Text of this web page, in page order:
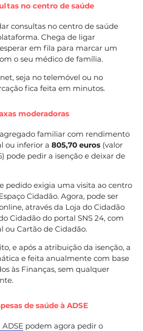
no centro de saúde
consultas no centro de saúde
Chega de ligar
em fila para marcar um
o seu médico de família.
seja no telemóvel ou no
fica feita em minutos.
moderadoras
familiar com rendimento
ou inferior a 805,70 euros (valor
pode pedir a isenção e deixar de
pedido exigia uma visita ao centro
Cidadão. Agora, pode ser
através da Loja do Cidadão
Cidadão do portal SNS 24, com
ou Cartão de Cidadão.
e após a atribuição da isenção, a
e feita anualmente com base
às Finanças, sem qualquer
de saúde à ADSE
podem agora pedir o